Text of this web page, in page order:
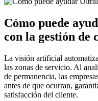
Cómo puede
con la gestión de
La visión artificial
las zonas de servicio. Al
de permanencia, las
antes de que ocurran,
satisfacción del cliente.